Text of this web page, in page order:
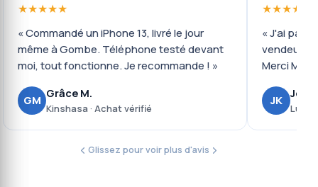
★★★★★
« Commandé un iPhone 13, livré le jour
même à Gombe. Téléphone testé devant
moi, tout fonctionne. Je recommande ! »
GM Grâce M.
Kinshasa · Achat vérifié
★★★★★
« J'ai payé
vendeur
Merci
JK
Glissez pour voir plus d'avis